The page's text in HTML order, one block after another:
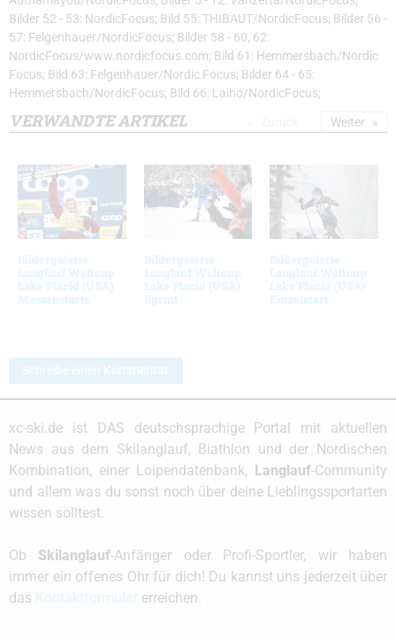
Bilder 52 - 53: NordicFocus; Bild 55: THIBAUT/NordicFocus; Bilder 56 -
57: Felgenhauer/NordicFocus; Bilder 58 - 60, 62:
NordicFocus/www.nordicfocus.com; Bild 61: Hemmersbach/Nordic
Focus; Bild 63: Felgenhauer/Nordic Focus; Bilder 64 - 65:
Hemmersbach/NordicFocus; Bild 66: Laiho/NordicFocus;
VERWANDTE ARTIKEL
Bildergalerie
Langlauf Weltcup
Lake Placid (USA)
Massenstarts
Bildergalerie
Langlauf Weltcup
Lake Placid (USA)
Sprint
Bildergalerie
Langlauf Weltcup
Lake Placid (USA)
Einzelstart
Weiter
Schreibe einen Kommentar
xc-ski.de ist DAS deutschsprachige Portal mit aktuellen
News aus dem Skilanglauf, Biathlon und der Nordischen
Kombination, einer Loipendatenbank,
Langlauf-Community
und allem was du sonst noch über deine Lieblingssportarten
wissen solltest.
Ob Skilanglauf-Anfänger oder Profi-Sportler, wir haben
immer ein offenes Ohr für dich! Du kannst uns jederzeit über
das
erreichen.